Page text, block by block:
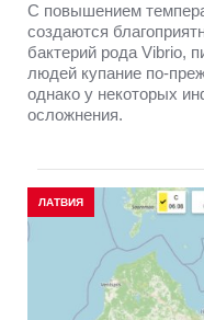
С повышением
создаются
бактерий рода Vibrio,
людей купание по-
однако у некоторых
осложнения.
ЛАТВИЯ